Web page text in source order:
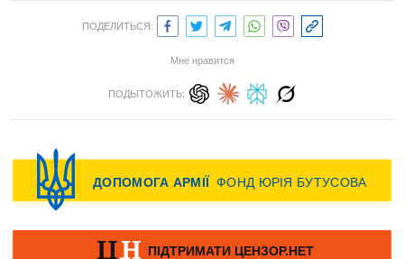
ПОДЕЛИТЬСЯ:
Мне нравится
ПОДЫТОЖИТЬ: